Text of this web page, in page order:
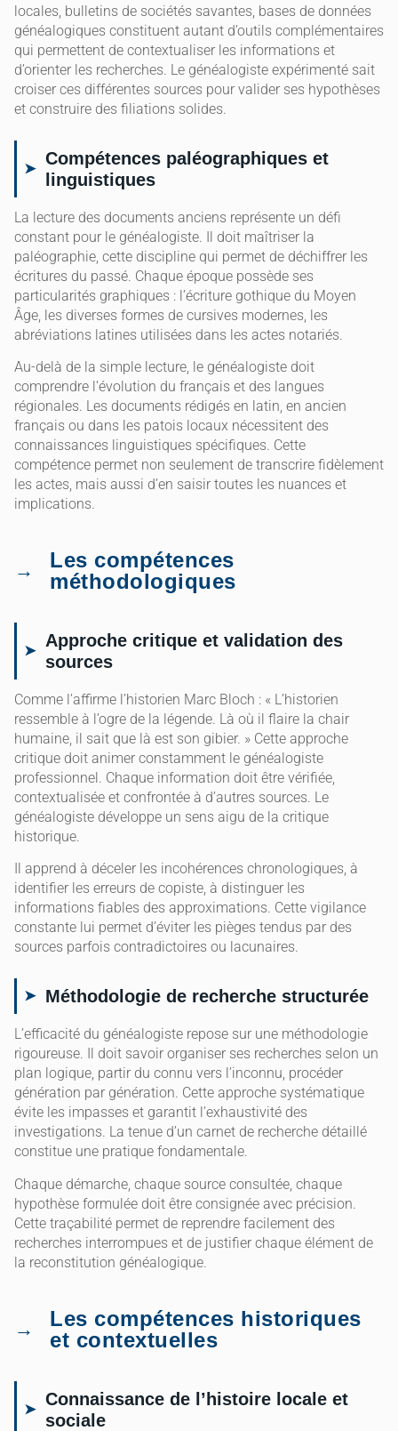
locales, bulletins de sociétés savantes, bases de données
généalogiques constituent autant d’outils complémentaires
qui permettent de contextualiser les informations et
d’orienter les recherches. Le généalogiste expérimenté sait
croiser ces différentes sources pour valider ses hypothèses
et construire des filiations solides.
Compétences paléographiques et
linguistiques
La lecture des documents anciens représente un défi
constant pour le généalogiste. Il doit maîtriser la
paléographie, cette discipline qui permet de déchiffrer les
écritures du passé. Chaque époque possède ses
particularités graphiques : l’écriture gothique du Moyen
Âge, les diverses formes de cursives modernes, les
abréviations latines utilisées dans les actes notariés.
Au-delà de la simple lecture, le généalogiste doit
comprendre l’évolution du français et des langues
régionales. Les documents rédigés en latin, en ancien
français ou dans les patois locaux nécessitent des
connaissances linguistiques spécifiques. Cette
compétence permet non seulement de transcrire fidèlement
les actes, mais aussi d’en saisir toutes les nuances et
implications.
Les compétences
méthodologiques
Approche critique et validation des
sources
Comme l’affirme l’historien Marc Bloch : « L’historien
ressemble à l’ogre de la légende. Là où il flaire la chair
humaine, il sait que là est son gibier. » Cette approche
critique doit animer constamment le généalogiste
professionnel. Chaque information doit être vérifiée,
contextualisée et confrontée à d’autres sources. Le
généalogiste développe un sens aigu de la critique
historique.
Il apprend à déceler les incohérences chronologiques, à
identifier les erreurs de copiste, à distinguer les
informations fiables des approximations. Cette vigilance
constante lui permet d’éviter les pièges tendus par des
sources parfois contradictoires ou lacunaires.
Méthodologie de recherche structurée
L’efficacité du généalogiste repose sur une méthodologie
rigoureuse. Il doit savoir organiser ses recherches selon un
plan logique, partir du connu vers l’inconnu, procéder
génération par génération. Cette approche systématique
évite les impasses et garantit l’exhaustivité des
investigations. La tenue d’un carnet de recherche détaillé
constitue une pratique fondamentale.
Chaque démarche, chaque source consultée, chaque
hypothèse formulée doit être consignée avec précision.
Cette traçabilité permet de reprendre facilement des
recherches interrompues et de justifier chaque élément de
la reconstitution généalogique.
Les compétences historiques
et contextuelles
Connaissance de l’histoire locale et
sociale